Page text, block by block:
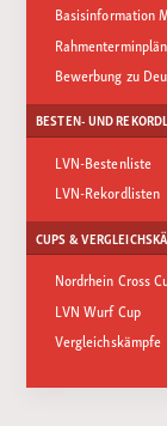
Basisinformation
Bewerbung zu
BESTEN- UND
LVN-Bestenliste
LVN-Rekordlisten
CUPS &
Nordrhein Cross
LVN Wurf Cup
Vergleichskämpfe